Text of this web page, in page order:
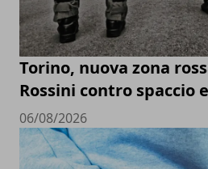
Torino, nuova zona
Rossini contro spaccio
06/08/2026